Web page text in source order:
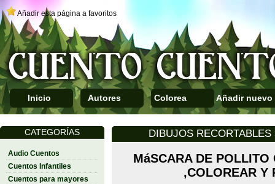
Añadir esta página a favoritos
Inicio Autores Colorea Añadir nuevo
CATEGORÍAS
Audio Cuentos
Cuentos Infantiles
Cuentos para mayores
DIBUJOS
MáSCARA DE POLLITO
,COLOREAR Y